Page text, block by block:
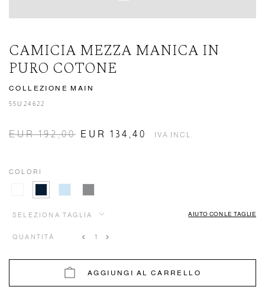
CAMICIA MEZZA MANICA IN
PURO COTONE
COLLEZIONE MAIN
55U24622
EUR 192,00 EUR 134,40 IVA INCL.
COLORI
SELEZIONA TAGLIA AIUTO CON LE TAGLIE
QUANTITÀ
AGGIUNGI AL CARRELLO